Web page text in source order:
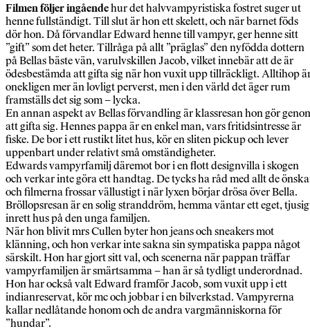
Filmen följer ingåendehur det halvvampyristiska fostret suger ut
henne fullständigt. Till slut är hon ett skelett, och när barnet föds
dör hon. Då förvandlar Edward henne till vampyr, ger henne sitt
”gift” som det heter. Tillråga på allt ”präglas” den nyfödda dottern
på Bellas bäste vän, varulvskillen Jacob, vilket innebär att de är
ödesbestämda att gifta sig när hon vuxit upp tillräckligt. Alltihop
onekligen mer än lovligt perverst, men i den värld det äger rum
framställs det sig som – lycka.
En annan aspekt av Bellas förvandling är klassresan hon gör
att gifta sig. Hennes pappa är en enkel man, vars fritidsintresse är
fiske. De bor i ett rustikt litet hus, kör en sliten pickup och lever
uppenbart under relativt små omständigheter.
Edwards vampyrfamilj däremot bor i en flott designvilla i skogen
och verkar inte göra ett handtag. De tycks ha råd med allt de
och filmerna frossar vällustigt i när lyxen börjar drösa över Bella.
Bröllopsresan är en solig stranddröm, hemma väntar ett eget,
inrett hus på den unga familjen.
När hon blivit mrs Cullen byter hon jeans och sneakers mot
klänning, och hon verkar inte sakna sin sympatiska pappa något
särskilt. Hon har gjort sitt val, och scenerna när pappan träffar
vampyrfamiljen är smärtsamma – han är så tydligt underordnad.
Hon har också valt Edward framför Jacob, som vuxit upp i ett
indianreservat, kör mc och jobbar i en bilverkstad. Vampyrerna
kallar nedlåtande honom och de andra vargmänniskorna för
”hundar”.